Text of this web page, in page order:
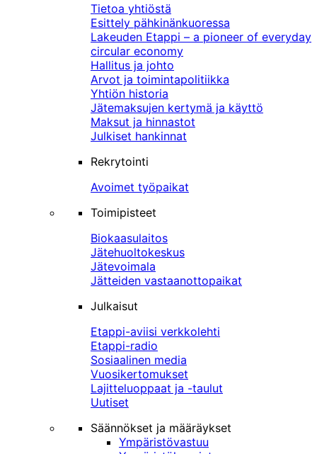
Tietoa yhtiöstä
Esittely pähkinänkuoressa
Lakeuden Etappi – a pioneer of everyday
circular economy
Hallitus ja johto
Arvot ja toimintapolitiikka
Yhtiön historia
Jätemaksujen kertymä ja käyttö
Maksut ja hinnastot
Julkiset hankinnat
Rekrytointi
Avoimet työpaikat
Toimipisteet
Biokaasulaitos
Jätehuoltokeskus
Jätevoimala
Jätteiden vastaanottopaikat
Julkaisut
Etappi-aviisi verkkolehti
Etappi-radio
Sosiaalinen media
Vuosikertomukset
Lajitteluoppaat ja -taulut
Uutiset
Säännökset ja määräykset
Ympäristövastuu